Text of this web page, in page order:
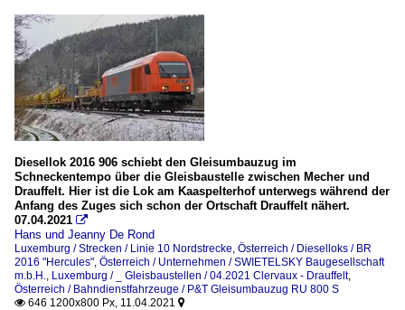
Diesellok 2016 906 schiebt den Gleisumbauzug im
Schneckentempo über die Gleisbaustelle zwischen Mecher und
Drauffelt. Hier ist die Lok am Kaaspelterhof unterwegs während der
Anfang des Zuges sich schon der Ortschaft Drauffelt nähert.
07.04.2021 
Hans und Jeanny De Rond
Luxemburg / Strecken / Linie 10 Nordstrecke, Österreich / Dieselloks / BR
2016 "Hercules", Österreich / Unternehmen / SWIETELSKY Baugesellschaft
m.b.H., Luxemburg / _ Gleisbaustellen / 04.2021 Clervaux - Drauffelt,
Österreich / Bahndienstfahrzeuge / P&T Gleisumbauzug RU 800 S
 646 1200x800 Px, 11.04.2021 